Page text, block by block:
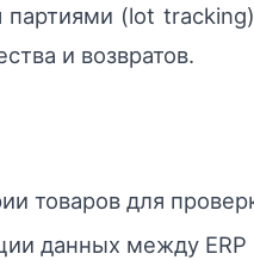
(lot
и возвратов.
товаров для
данных между